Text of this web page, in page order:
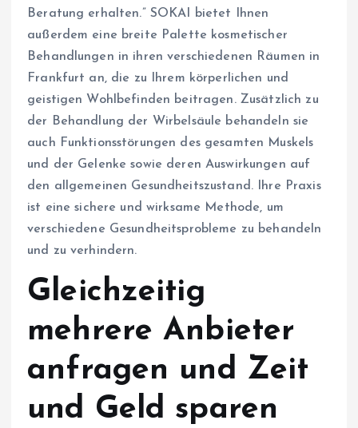
Beratung erhalten.” SOKAI bietet Ihnen
außerdem eine breite Palette kosmetischer
Behandlungen in ihren verschiedenen Räumen in
Frankfurt an, die zu Ihrem körperlichen und
geistigen Wohlbefinden beitragen. Zusätzlich zu
der Behandlung der Wirbelsäule behandeln sie
auch Funktionsstörungen des gesamten Muskels
und der Gelenke sowie deren Auswirkungen auf
den allgemeinen Gesundheitszustand. Ihre Praxis
ist eine sichere und wirksame Methode, um
verschiedene Gesundheitsprobleme zu behandeln
und zu verhindern.
Gleichzeitig
mehrere Anbieter
anfragen und Zeit
und Geld sparen